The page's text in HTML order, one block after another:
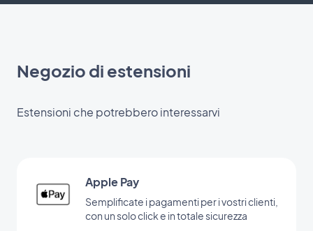
Negozio di estensioni
Estensioni che potrebbero interessarvi
Apple Pay
Semplificate i pagamenti per i vostri clienti,
con un solo click e in totale sicurezza